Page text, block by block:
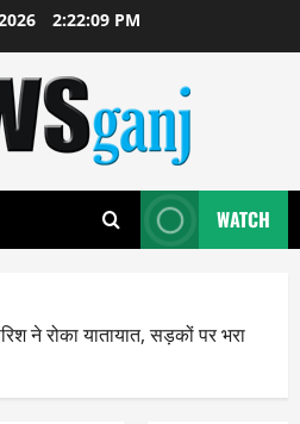
2:22:09 PM
WATCH
ने रोका यातायात, सड़कों पर भरा